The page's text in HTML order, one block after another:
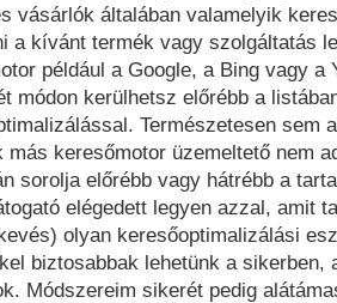
vásárlók általában valamelyik
a kívánt termék vagy szolgáltatás
például a Google, a Bing vagy a
módon kerülhetsz előrébb a
Természetesen sem
más keresőmotor üzemeltető nem
sorolja előrébb vagy hátrébb a
elégedett legyen azzal, amit
olyan keresőoptimalizálási
biztosabbak lehetünk a sikerben,
Módszereim sikerét pedig